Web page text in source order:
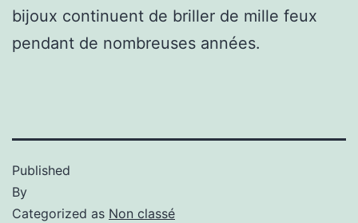
bijoux continuent de briller de mille feux
pendant de nombreuses années.
Published
By
Categorized as Non classé